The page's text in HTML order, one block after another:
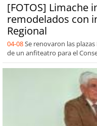
[FOTOS] Limache
remodelados con
Regional
04-08Se renovaron las
de un anfiteatro para el